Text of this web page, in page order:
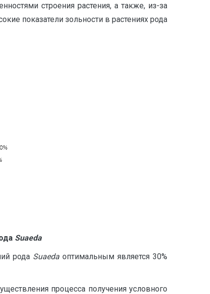
строения растения, а также, из-за
показатели зольности в растениях рода
Suaeda
рода Suaeda оптимальным является 30%
процесса получения условного